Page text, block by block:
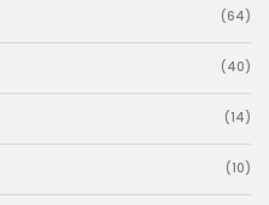
(64)
(40)
(14)
(10)